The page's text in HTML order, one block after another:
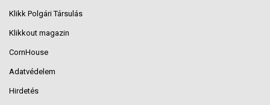
Klikk Polgári Társulás
Klikkout magazin
CornHouse
Adatvédelem
Hirdetés